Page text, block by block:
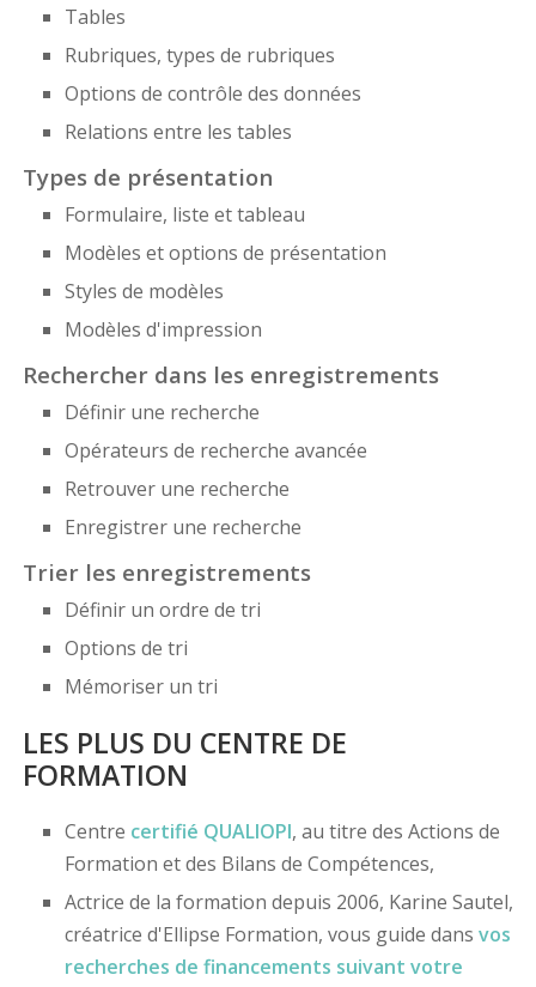
Tables
Rubriques, types de rubriques
Options de contrôle des données
Relations entre les tables
Types de présentation
Formulaire, liste et tableau
Modèles et options de présentation
Styles de modèles
Modèles d'impression
Rechercher dans les enregistrements
Définir une recherche
Opérateurs de recherche avancée
Retrouver une recherche
Enregistrer une recherche
Trier les enregistrements
Définir un ordre de tri
Options de tri
Mémoriser un tri
LES PLUS DU CENTRE DE
FORMATION
Centre certifié QUALIOPI, au titre des Actions de
Formation et des Bilans de Compétences,
Actrice de la formation depuis 2006, Karine Sautel,
créatrice d'Ellipse Formation, vous guide dans vos
recherches de financements suivant votre